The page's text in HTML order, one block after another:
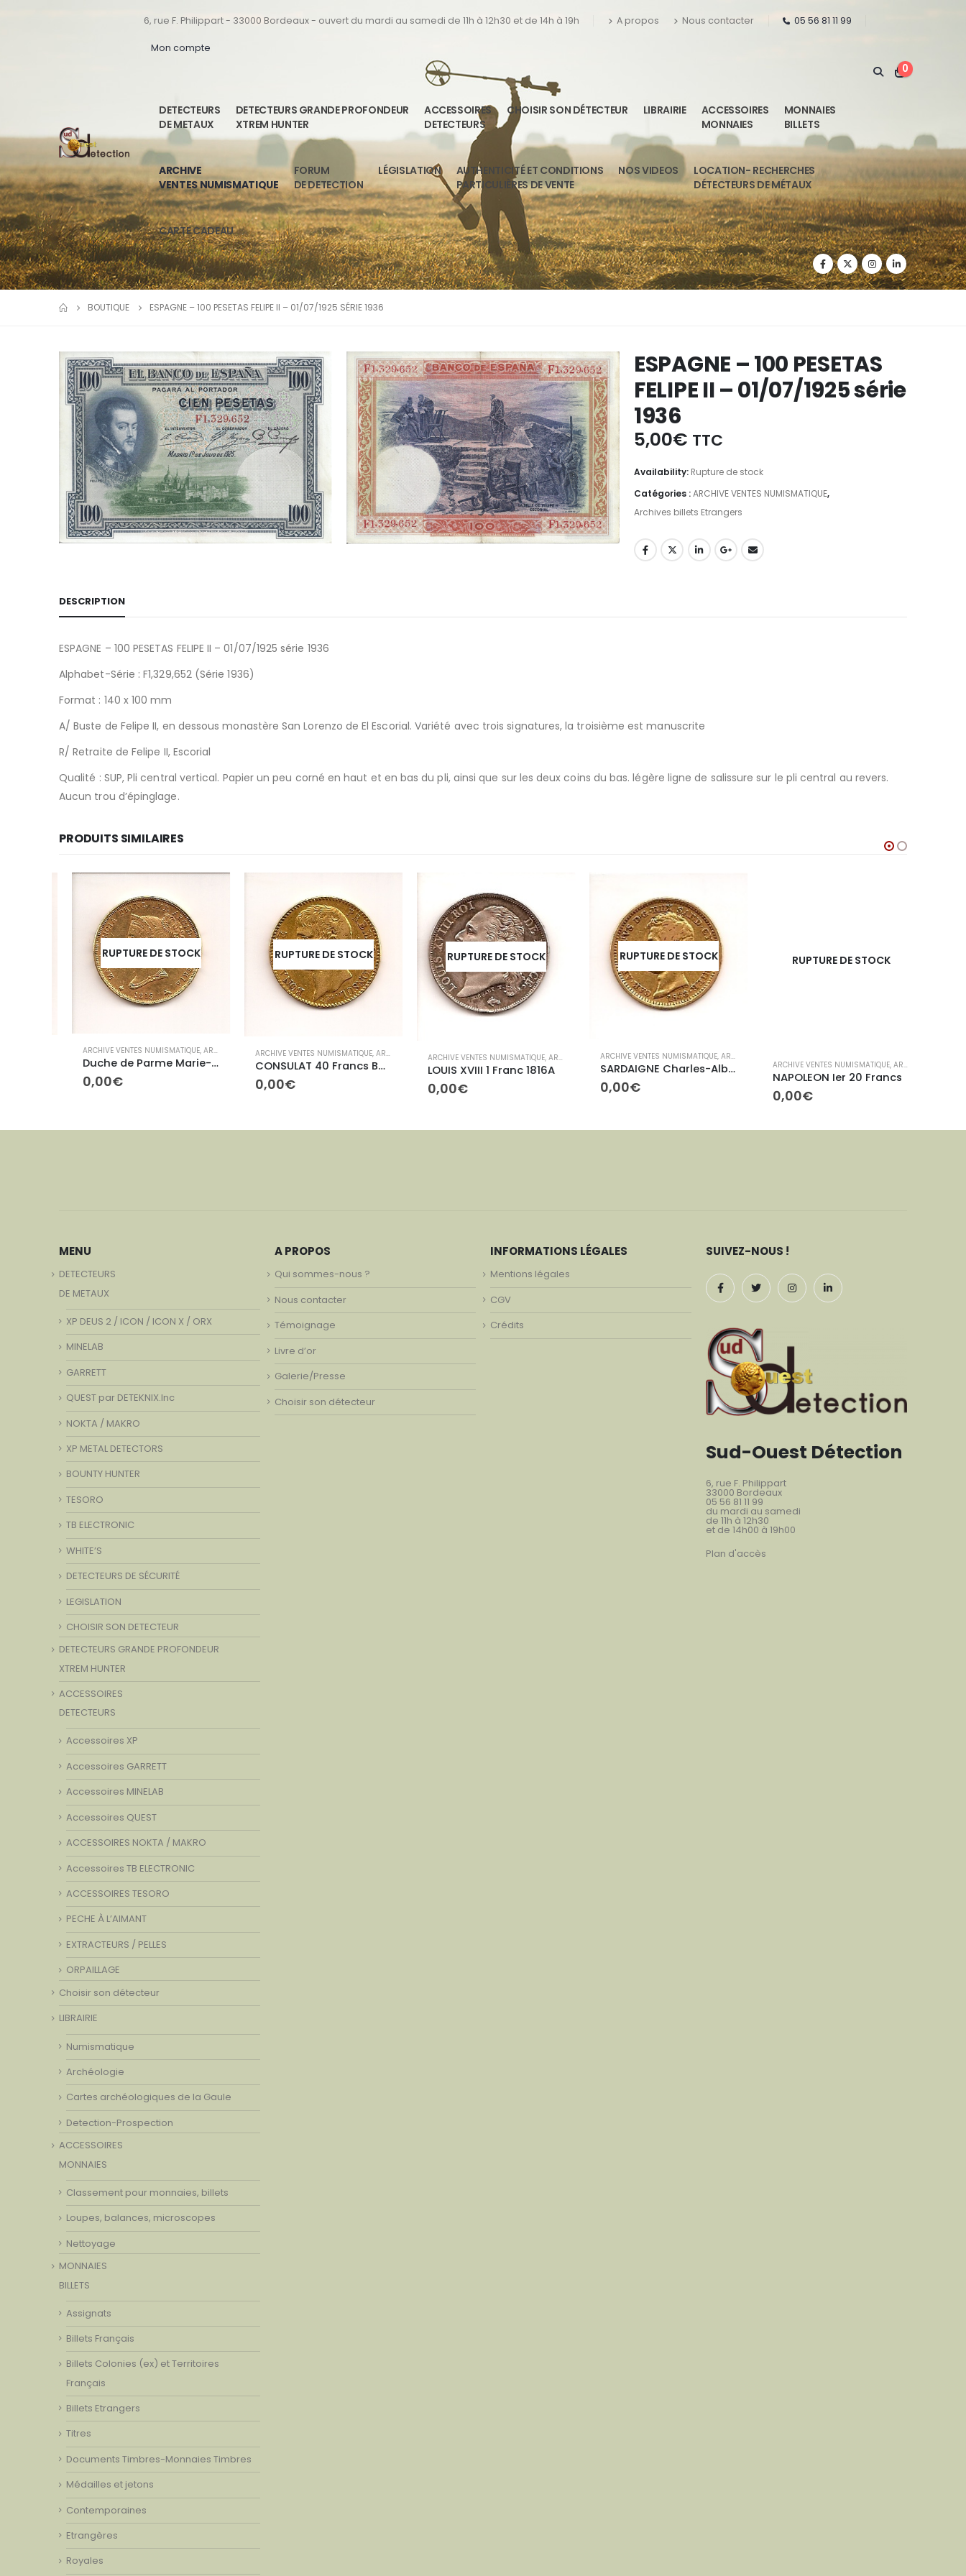
6, rue F. Philippart - 33000 Bordeaux - ouvert du mardi au samedi de 11h à 12h30 et de 14h à 19h A propos Nous contacter 05 56 81 11 99
Mon compte
0
DETECTEURS
DE METAUX
DETECTEURS GRANDE PROFONDEUR
XTREM HUNTER
ACCESSOIRES
DETECTEURS
CHOISIR SON DÉTECTEUR LIBRAIRIE
ACCESSOIRES
MONNAIES
MONNAIES
BILLETS
ARCHIVE
VENTES NUMISMATIQUE
FORUM
DE DETECTION
LÉGISLATION
AUTHENTICITÉ ET CONDITIONS
PARTICULIÈRES DE VENTE
NOS VIDEOS
LOCATION- RECHERCHES
DÉTECTEURS DE MÉTAUX
CARTE CADEAU
BOUTIQUE ESPAGNE – 100 PESETAS FELIPE II – 01/07/1925 SÉRIE 1936
ESPAGNE – 100 PESETAS
FELIPE II – 01/07/1925 série
1936
5,00€ TTC
Availability: Rupture de stock
Catégories :ARCHIVE VENTES NUMISMATIQUE,
Archives billets Etrangers
DESCRIPTION
ESPAGNE – 100 PESETAS FELIPE II – 01/07/1925 série 1936
Alphabet-Série : F1,329,652 (Série 1936)
Format : 140 x 100 mm
A/ Buste de Felipe II, en dessous monastère San Lorenzo de El Escorial. Variété avec trois signatures, la troisième est manuscrite
R/ Retraite de Felipe II, Escorial
Qualité : SUP, Pli central vertical. Papier un peu corné en haut et en bas du pli, ainsi que sur les deux coins du bas. légère ligne de salissure sur le pli central au revers.
Aucun trou d’épinglage.
PRODUITS SIMILAIRES
RUPTURE DE STOCK
ARCHIVE VENTES NUMISMATIQUE,ARCHIVES ETRANGÈRES
Duche de Parme Marie-Louise 40 Lires
0,00€
RUPTURE DE STOCK
ARCHIVE VENTES NUMISMATIQUE,ARCHIVES CONTEMPORAINES
CONSULAT 40 Francs Bonaparte
0,00€
RUPTURE DE STOCK
ARCHIVE VENTES NUMISMATIQUE,ARCHIVES CONTEMPORAINES
LOUIS XVIII 1 Franc 1816A
0,00€
RUPTURE DE STOCK
ARCHIVE VENTES NUMISMATIQUE,ARCHIVES ETRANGÈRES
SARDAIGNE Charles-Albert 10 Lires
0,00€
RUPTURE DE STOCK
ARCHIVE VENTES NUMISMATIQUE,ARCHIVES CONTEMPORAINES
NAPOLEON Ier 20 Francs
0,00€
MENU
DETECTEURS
DE METAUX
XP DEUS 2 / ICON / ICON X / ORX
MINELAB
GARRETT
QUEST par DETEKNIX.Inc
NOKTA / MAKRO
XP METAL DETECTORS
BOUNTY HUNTER
TESORO
TB ELECTRONIC
WHITE’S
DETECTEURS DE SÉCURITÉ
LEGISLATION
CHOISIR SON DETECTEUR
DETECTEURS GRANDE PROFONDEUR
XTREM HUNTER
ACCESSOIRES
DETECTEURS
Accessoires XP
Accessoires GARRETT
Accessoires MINELAB
Accessoires QUEST
ACCESSOIRES NOKTA / MAKRO
Accessoires TB ELECTRONIC
ACCESSOIRES TESORO
PECHE À L’AIMANT
EXTRACTEURS / PELLES
ORPAILLAGE
Choisir son détecteur
LIBRAIRIE
Numismatique
Archéologie
Cartes archéologiques de la Gaule
Detection-Prospection
ACCESSOIRES
MONNAIES
Classement pour monnaies, billets
Loupes, balances, microscopes
Nettoyage
MONNAIES
BILLETS
Assignats
Billets Français
Billets Colonies (ex) et Territoires
Français
Billets Etrangers
Titres
Documents Timbres-Monnaies Timbres
Médailles et jetons
Contemporaines
Etrangères
Royales
A PROPOS
Qui sommes-nous ?
Nous contacter
Témoignage
Livre d’or
Galerie/Presse
Choisir son détecteur
INFORMATIONS LÉGALES
Mentions légales
CGV
Crédits
SUIVEZ-NOUS !
Sud-Ouest Détection
6, rue F. Philippart
33000 Bordeaux
05 56 81 11 99
du mardi au samedi
de 11h à 12h30
et de 14h00 à 19h00
Plan d'accès